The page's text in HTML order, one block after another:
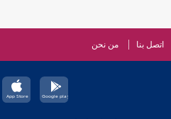
اتصل بنا من نحن